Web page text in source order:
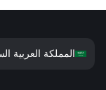
المملكة العربية